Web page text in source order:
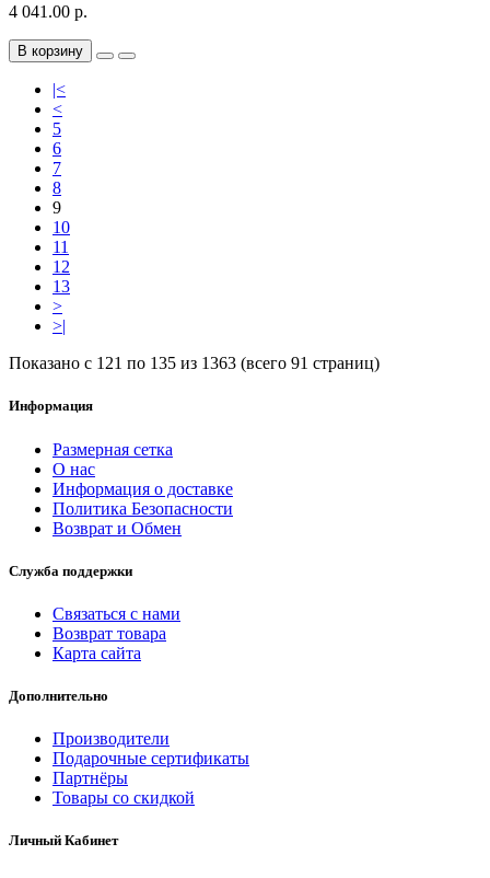
4 041.00 р.
В корзину
|<
<
5
6
7
8
9
10
11
12
13
>
>|
Показано с 121 по 135 из 1363 (всего 91 страниц)
Информация
Размерная сетка
О нас
Информация о доставке
Политика Безопасности
Возврат и Обмен
Служба поддержки
Связаться с нами
Возврат товара
Карта сайта
Дополнительно
Производители
Подарочные сертификаты
Партнёры
Товары со скидкой
Личный Кабинет